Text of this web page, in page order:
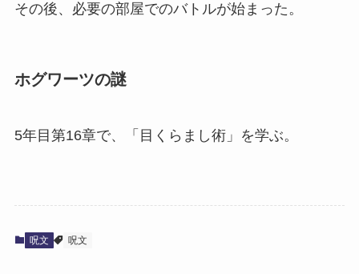
その後、必要の部屋でのバトルが始まった。
ホグワーツの謎
5年目第16章で、「目くらまし術」を学ぶ。
呪文 呪文